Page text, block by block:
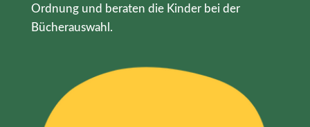
Ordnung und beraten die Kinder bei der
Bücherauswahl.